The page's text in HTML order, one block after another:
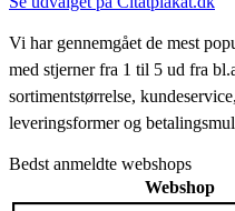
Vi har gennemgået de mest
med stjerner fra 1 til 5 ud fra
sortimentstørrelse,
leveringsformer og
Bedst anmeldte webshops
Webshop